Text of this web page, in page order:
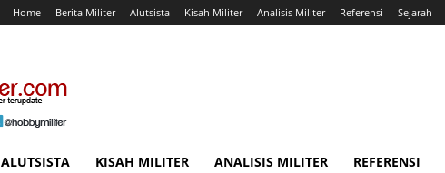
Home Berita Militer Alutsista Kisah Militer Analisis Militer Referensi Sejarah
ALUTSISTA KISAH MILITER ANALISIS MILITER REFERENSI